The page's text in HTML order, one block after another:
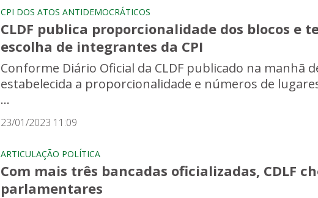
CPI DOS ATOS ANTIDEMOCRÁTICOS
CLDF publica proporcionalidade dos blocos e
escolha de integrantes da CPI
Conforme Diário Oficial da CLDF publicado na manhã
estabelecida a proporcionalidade e números de
...
23/01/2023 11:09
ARTICULAÇÃO POLÍTICA
Com mais três bancadas oficializadas, CDLF
parlamentares